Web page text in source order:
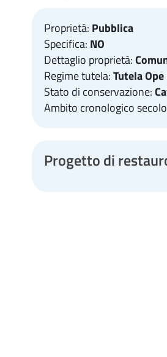
Proprietà: Pubblica
Specifica: NO
Dettaglio proprietà:
Regime tutela:Tutela
Stato di conservazione:
Ambito cronologico
Progetto di